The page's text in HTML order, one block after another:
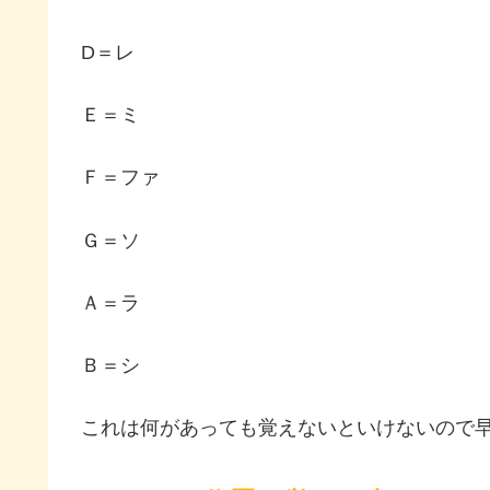
D＝レ
Ｅ＝ミ
Ｆ＝ファ
Ｇ＝ソ
Ａ＝ラ
Ｂ＝シ
これは何があっても覚えないといけないので